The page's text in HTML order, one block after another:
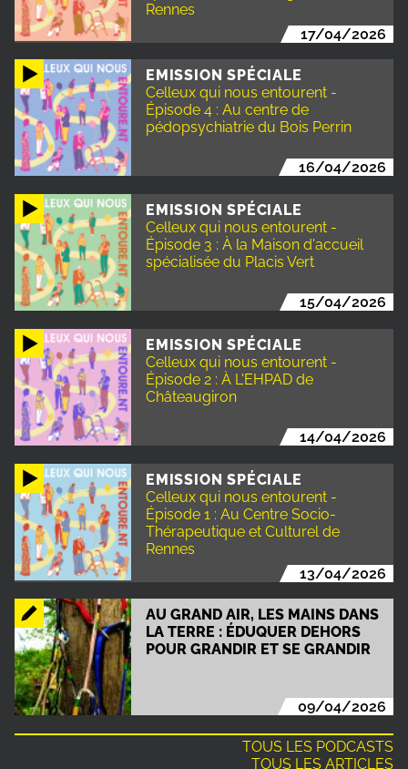
Rennes
17/04/2026
EMISSION SPÉCIALE
Celleux qui nous entourent -
Épisode 4 : Au centre de
pédopsychiatrie du Bois Perrin
16/04/2026
EMISSION SPÉCIALE
Celleux qui nous entourent -
Épisode 3 : À la Maison d'accueil
spécialisée du Placis Vert
15/04/2026
EMISSION SPÉCIALE
Celleux qui nous entourent -
Épisode 2 : À L'EHPAD de
Châteaugiron
14/04/2026
EMISSION SPÉCIALE
Celleux qui nous entourent -
Épisode 1 : Au Centre Socio-
Thérapeutique et Culturel de
Rennes
13/04/2026
AU GRAND AIR, LES MAINS DANS
LA TERRE : ÉDUQUER DEHORS
POUR GRANDIR ET SE GRANDIR
09/04/2026
TOUS LES PODCASTS
TOUS LES ARTICLES